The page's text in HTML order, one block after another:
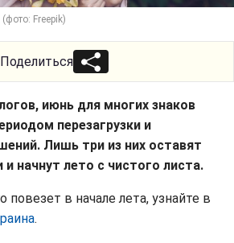
Freepik)
Поделиться
июнь для многих знаков
перезагрузки и
Лишь три из них оставят
начнут лето с чистого листа.
в начале лета, узнайте в
.